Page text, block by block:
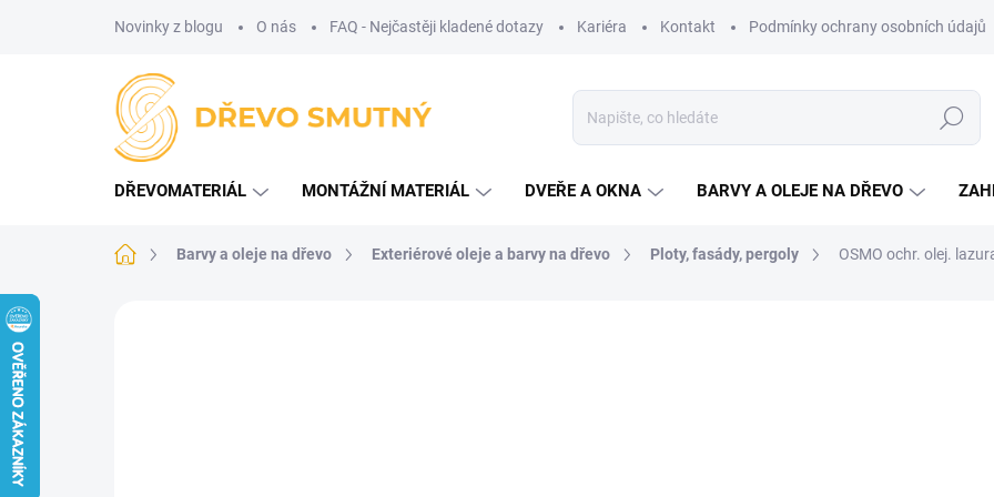
Novinky z blogu O nás FAQ - Nejčastěji kladené dotazy Kariéra Kontakt Podmínky ochrany osobních údajů
Hledat
DŘEVOMATERIÁL MONTÁŽNÍ MATERIÁL DVEŘE A OKNA BARVY A OLEJE NA DŘEVO
Domů Barvy a oleje na dřevo Exteriérové oleje a barvy na dřevo Ploty, fasády, pergoly OSMO ochr. olej.